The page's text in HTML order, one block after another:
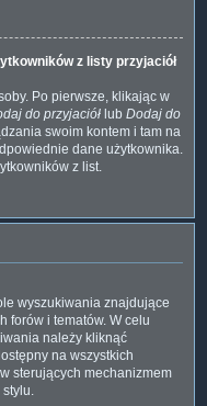
z listy przyjaciół
Po pierwsze, klikając w
do przyjaciół lub Dodaj do
swoim kontem i tam na
dane użytkownika.
z list.
wyszukiwania znajdujące
forów i tematów. W celu
należy kliknąć
na wszystkich
sterujących mechanizmem